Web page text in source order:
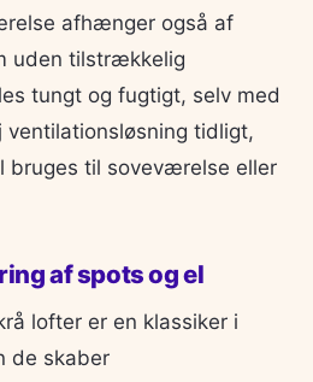
afhænger også af
uden tilstrækkelig
tungt og fugtigt, selv med
ventilationsløsning tidligt,
bruges til soveværelse eller
af spots og el
lofter er en klassiker i
de skaber